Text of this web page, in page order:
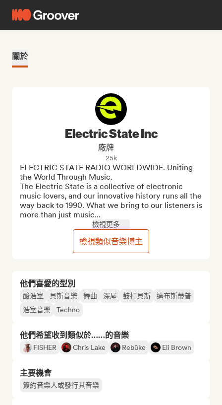
關於
他們喜愛的型別
酸浩室 貝斯音樂 舞曲 深屋 鼓打貝斯
達布斯蒂普
浩室音樂
Techno
他們希望收到類似於……的音樂
FISHER Chris Lake Rebūke Eli Brown
主要機會
簽約音樂人或發行其音樂
Electric State Inc
廠牌
25k
ELECTRIC STATE RADIO WORLDWIDE. Uniting
the World Through Music.
The Electric State is a collective of electronic
music lovers, and our innovative history runs all the
way back to 1990. What we bring to our listeners is
more than just music...
檢視更多
檢視類似音樂博主